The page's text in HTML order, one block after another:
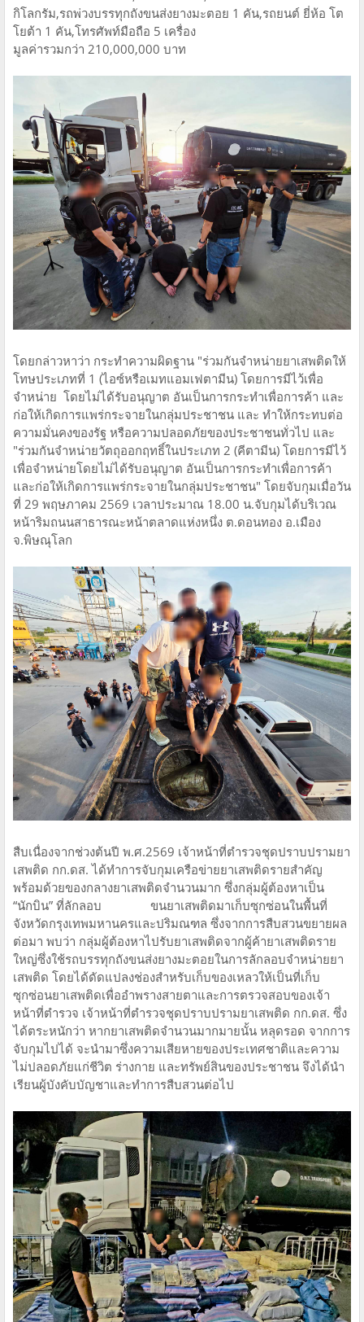
กิโลกรัม,รถพ่วงบรรทุกถังขนส่งยางมะตอย 1 คัน,รถยนต์ ยี่ห้อ โต
โยต้า 1 คัน,โทรศัพท์มือถือ 5 เครื่อง
มูลค่ารวมกว่า 210,000,000 บาท
โดยกล่าวหาว่า กระทำความผิดฐาน "ร่วมกันจำหน่ายยาเสพติดให้
โทษประเภทที่ 1 (ไอซ์หรือเมทแอมเฟตามีน) โดยการมีไว้เพื่อ
จำหน่าย โดยไม่ได้รับอนุญาต อันเป็นการกระทำเพื่อการค้า และ
ก่อให้เกิดการแพร่กระจายในกลุ่มประชาชน และ ทำให้กระทบต่อ
ความมั่นคงของรัฐ หรือความปลอดภัยของประชาชนทั่วไป และ
"ร่วมกันจำหน่ายวัตถุออกฤทธิ์ในประเภท 2 (คีตามีน) โดยการมีไว้
เพื่อจำหน่ายโดยไม่ได้รับอนุญาต อันเป็นการกระทำเพื่อการค้า
และก่อให้เกิดการแพร่กระจายในกลุ่มประชาชน" โดยจับกุมเมื่อวัน
ที่ 29 พฤษภาคม 2569 เวลาประมาณ 18.00 น.จับกุมได้บริเวณ
หน้าริมถนนสาธารณะหน้าตลาดแห่งหนึ่ง ต.ดอนทอง อ.เมือง
จ.พิษณุโลก
สืบเนื่องจากช่วงต้นปี พ.ศ.2569 เจ้าหน้าที่ตำรวจชุดปราบปรามยา
เสพติด กก.ดส. ได้ทำการจับกุมเครือข่ายยาเสพติดรายสำคัญ
พร้อมด้วยของกลางยาเสพติดจำนวนมาก ซึ่งกลุ่มผู้ต้องหาเป็น
“นักบิน” ที่ลักลอบ ขนยาเสพติดมาเก็บซุกซ่อนในพื้นที่
จังหวัดกรุงเทพมหานครและปริมณฑล ซึ่งจากการสืบสวนขยายผล
ต่อมา พบว่า กลุ่มผู้ต้องหาไปรับยาเสพติดจากผู้ค้ายาเสพติดราย
ใหญ่ซึ่งใช้รถบรรทุกถังขนส่งยางมะตอยในการลักลอบจำหน่ายยา
เสพติด โดยได้ดัดแปลงช่องสำหรับเก็บของเหลวให้เป็นที่เก็บ
ซุกซ่อนยาเสพติดเพื่ออำพรางสายตาและการตรวจสอบของเจ้า
หน้าที่ตำรวจ เจ้าหน้าที่ตำรวจชุดปราบปรามยาเสพติด กก.ดส. ซึ่ง
ได้ตระหนักว่า หากยาเสพติดจำนวนมากมายนั้น หลุดรอด จากการ
จับกุมไปได้ จะนำมาซึ่งความเสียหายของประเทศชาติและความ
ไม่ปลอดภัยแก่ชีวิต ร่างกาย และทรัพย์สินของประชาชน จึงได้นำ
เรียนผู้บังคับบัญชาและทำการสืบสวนต่อไป